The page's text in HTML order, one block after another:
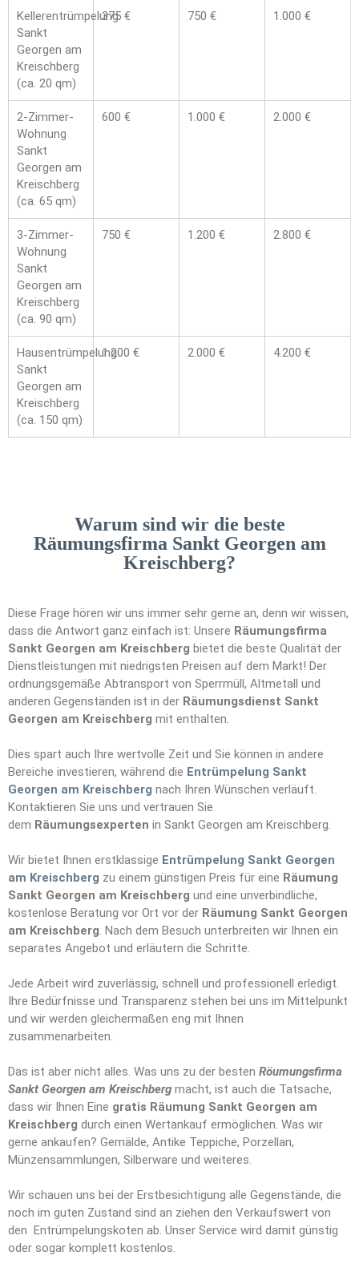
Kellerentrümpelung
Sankt
Georgen am
Kreischberg
(ca. 20 qm)
375 € 750 € 1.000 €
2-Zimmer-
Wohnung
Sankt
Georgen am
Kreischberg
(ca. 65 qm)
600 € 1.000 € 2.000 €
3-Zimmer-
Wohnung
Sankt
Georgen am
Kreischberg
(ca. 90 qm)
750 € 1.200 € 2.800 €
Hausentrümpelung
Sankt
Georgen am
Kreischberg
(ca. 150 qm)
1.200 € 2.000 € 4.200 €
Warum sind wir die beste
Räumungsfirma Sankt Georgen am
Kreischberg?
Diese Frage hören wir uns immer sehr gerne an, denn wir wissen,
dass die Antwort ganz einfach ist: Unsere Räumungsfirma
Sankt Georgen am Kreischberg bietet die beste Qualität der
Dienstleistungen mit niedrigsten Preisen auf dem Markt! Der
ordnungsgemäße Abtransport von Sperrmüll, Altmetall und
anderen Gegenständen ist in der Räumungsdienst Sankt
Georgen am Kreischberg mit enthalten.
Dies spart auch Ihre wertvolle Zeit und Sie können in andere
Bereiche investieren, während die Entrümpelung Sankt
Georgen am Kreischberg nach Ihren Wünschen verläuft.
Kontaktieren Sie uns und vertrauen Sie
dem Räumungsexperten in Sankt Georgen am Kreischberg.
Wir bietet Ihnen erstklassige Entrümpelung Sankt Georgen
am Kreischberg zu einem günstigen Preis für eine Räumung
Sankt Georgen am Kreischberg und eine unverbindliche,
kostenlose Beratung vor Ort vor der Räumung Sankt Georgen
am Kreischberg. Nach dem Besuch unterbreiten wir Ihnen ein
separates Angebot und erläutern die Schritte.
Jede Arbeit wird zuverlässig, schnell und professionell erledigt.
Ihre Bedürfnisse und Transparenz stehen bei uns im Mittelpunkt
und wir werden gleichermaßen eng mit Ihnen
zusammenarbeiten.
Das ist aber nicht alles. Was uns zu der besten Röumungsfirma
Sankt Georgen am Kreischberg macht, ist auch die Tatsache,
dass wir Ihnen Eine gratis Räumung Sankt Georgen am
Kreischberg durch einen Wertankauf ermöglichen. Was wir
gerne ankaufen? Gemälde, Antike Teppiche, Porzellan,
Münzensammlungen, Silberware und weiteres.
Wir schauen uns bei der Erstbesichtigung alle Gegenstände, die
noch im guten Zustand sind an ziehen den Verkaufswert von
den Entrümpelungskoten ab. Unser Service wird damit günstig
oder sogar komplett kostenlos.